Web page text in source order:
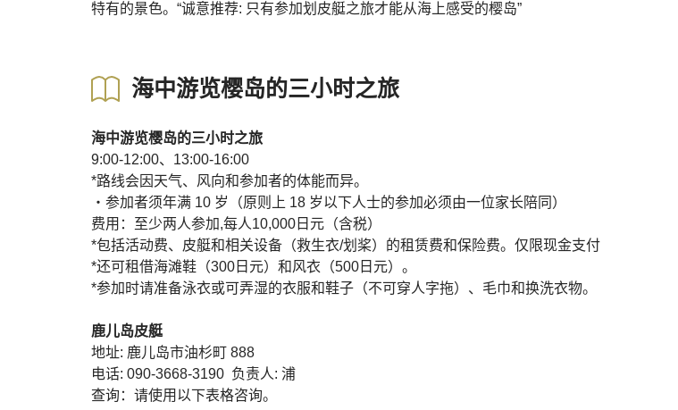
特有的景色。“诚意推荐: 只有参加划皮艇之旅才能从海上感受的樱岛”
海中游览樱岛的三小时之旅
海中游览樱岛的三小时之旅
9:00-12:00、13:00-16:00
*路线会因天气、风向和参加者的体能而异。
・参加者须年满 10 岁（原则上 18 岁以下人士的参加必须由一位家长陪同）
费用：至少两人参加,每人10,000日元（含税）
*包括活动费、皮艇和相关设备（救生衣/划桨）的租赁费和保险费。仅限现金支付
*还可租借海滩鞋（300日元）和风衣（500日元）。
*参加时请准备泳衣或可弄湿的衣服和鞋子（不可穿人字拖）、毛巾和换洗衣物。
鹿儿岛皮艇
地址: 鹿儿岛市油杉町 888
电话: 090-3668-3190 负责人: 浦
查询：请使用以下表格咨询。